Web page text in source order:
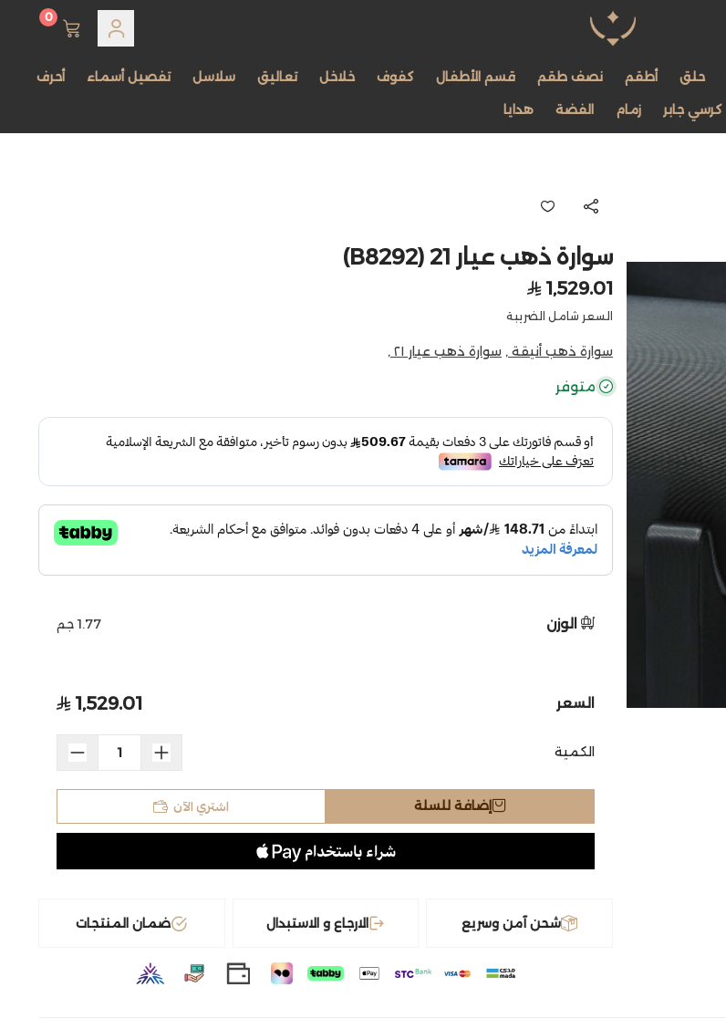
مجوهرات لمعة اللؤلؤة
0
حلق أطقم نصف طقم قسم الأطفال كفوف خلاخل تعاليق سلاسل تفصيل أسماء
أحرف
كرسي جابر
زمام الفضة هدايا
سوارة ذهب عيار 21 (B8292)
1,529.01
السعر شامل الضريبة
سوارة ذهب أنيقة , سوارة ذهب عيار ٢١ ,
متوفر
الوزن 1.77 جم
السعر 1,529.01
الكمية
إضافة للسلة اشتري الآن
شحن آمن وسريع الارجاع و الاستبدال ضمان المنتجات